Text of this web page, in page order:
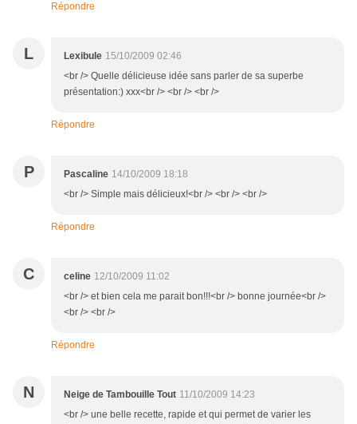
Répondre
L Lexibule 15/10/2009 02:46
<br /> Quelle délicieuse idée sans parler de sa superbe
présentation:) xxx<br /> <br /> <br />
Répondre
P Pascaline 14/10/2009 18:18
<br /> Simple mais délicieux!<br /> <br /> <br />
Répondre
C celine 12/10/2009 11:02
<br /> et bien cela me parait bon!!!<br /> bonne journée<br />
<br /> <br />
Répondre
N Neige de Tambouille Tout 11/10/2009 14:23
<br /> une belle recette, rapide et qui permet de varier les